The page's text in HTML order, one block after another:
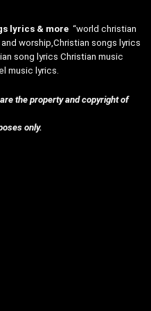
lyrics & more “world christian
worship,Christian songs lyrics
song lyrics Christian music
music lyrics.
the property and copyright of
only.